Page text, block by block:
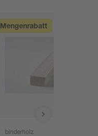
Mengenrabatt
binderholz